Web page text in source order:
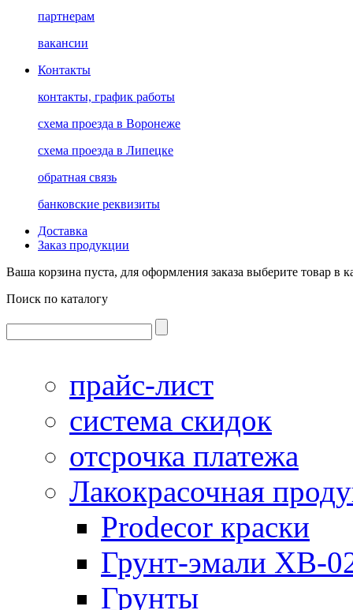
партнерам
вакансии
Контакты
контакты, график работы
схема проезда в Воронеже
схема проезда в Липецке
обратная связь
банковские реквизиты
Доставка
Заказ продукции
Ваша корзина пуста, для оформления заказа выберите товар в
Поиск по каталогу
прайс-лист
система скидок
отсрочка платежа
Лакокрасочная
Prodecor краски
Грунт-эмали ХВ-
Грунты